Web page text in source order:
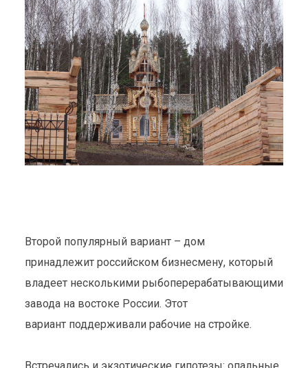
Второй популярный вариант – дом
принадлежит российском бизнесмену, который
владеет несколькими рыбоперерабатывающими
завода на востоке России. Этот
вариант поддерживали рабочие на стройке.